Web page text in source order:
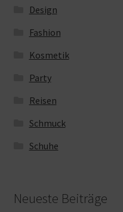
Design
Fashion
Kosmetik
Party
Reisen
Schmuck
Schuhe
Neueste Beiträge